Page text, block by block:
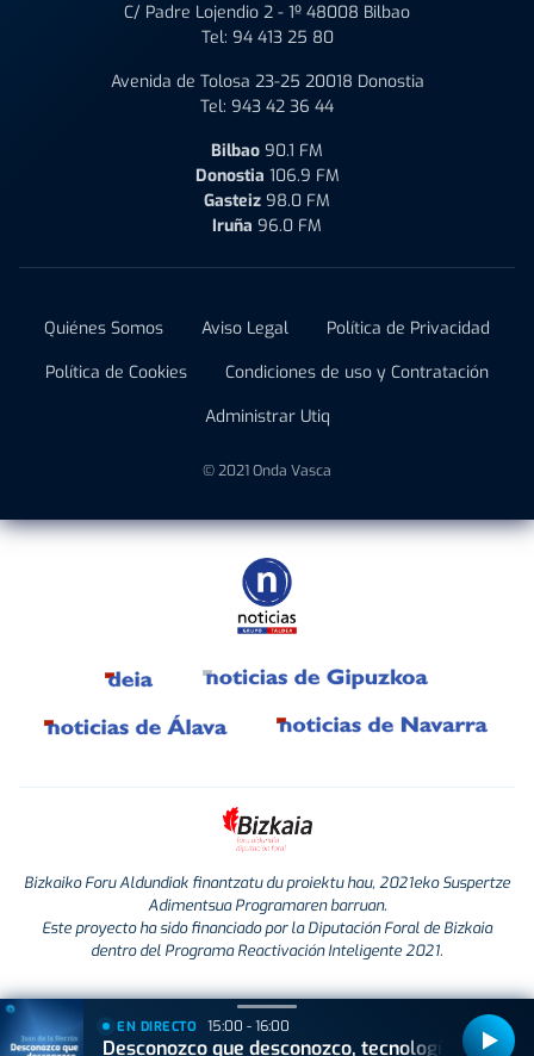
C/ Padre Lojendio 2 - 1º 48008 Bilbao
Tel: 94 413 25 80
Avenida de Tolosa 23-25 20018 Donostia
Tel: 943 42 36 44
Bilbao 90.1 FM
Donostia 106.9 FM
Gasteiz 98.0 FM
Iruña 96.0 FM
Quiénes Somos Aviso Legal
Política de Privacidad
Política de Cookies
Condiciones de uso y Contratación
Administrar Utiq
© 2021 Onda Vasca
Bizkaiko Foru Aldundiak finantzatu du proiektu hau, 2021eko Suspertze
Adimentsua Programaren barruan.
Este proyecto ha sido financiado por la Diputación Foral de Bizkaia
dentro del Programa Reactivación Inteligente 2021.
EN DIRECTO 15:00 - 16:00
Desconozco que desconozco, tecnología